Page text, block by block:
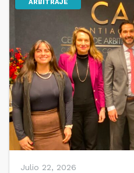
ARBITRAJE
Julio 22, 2026